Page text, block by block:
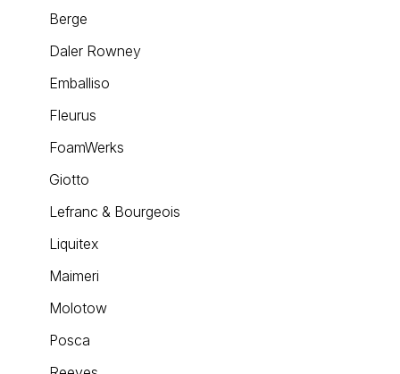
Berge
Daler Rowney
Emballiso
Fleurus
FoamWerks
Giotto
Lefranc & Bourgeois
Liquitex
Maimeri
Molotow
Posca